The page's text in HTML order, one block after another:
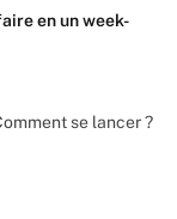
en un week-
se lancer ?